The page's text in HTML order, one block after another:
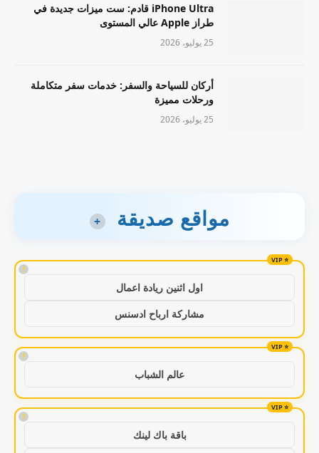
iPhone Ultra قادم: ست ميزات جديدة في
طراز Apple عالي المستوى
25 يوليو، 2026
أركان للسياحة والسفر: خدمات سفر متكاملة
ورحلات مميزة
25 يوليو، 2026
مواقع صديقة +
!
اول اثنين ريادة اعمال
مشاركة ارباح ادسنس
!
عالم الشباب
!
باقة باك لينك